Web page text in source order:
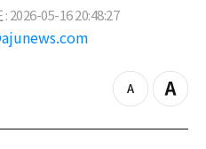
: 2026-05-16 20:48:27
z
o
Z
o